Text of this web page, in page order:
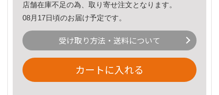
店舗在庫不足の為、取り寄せ注文となります。
08月17日頃のお届け予定です。
受け取り方法・送料について
カートに入れる